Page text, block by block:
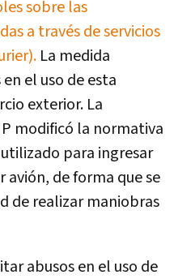
sobre las
a través de servicios
La medida
el uso de esta
exterior. La
modificó la normativa
para ingresar
avión, de forma que se
de realizar maniobras
abusos en el uso de